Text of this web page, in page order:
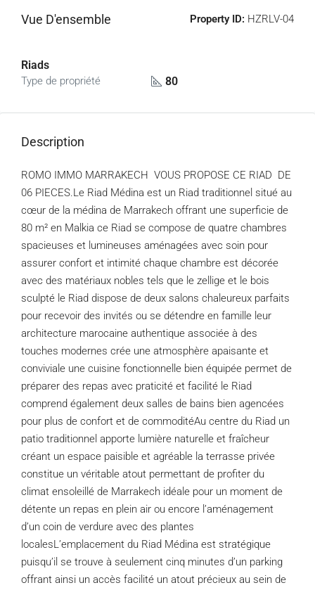
Vue D'ensemble Property ID: HZRLV-04
Riads
Type de propriété 80
Description
ROMO IMMO MARRAKECH VOUS PROPOSE CE RIAD DE
06 PIECES.Le Riad Médina est un Riad traditionnel situé au
cœur de la médina de Marrakech offrant une superficie de
80 m² en Malkia ce Riad se compose de quatre chambres
spacieuses et lumineuses aménagées avec soin pour
assurer confort et intimité chaque chambre est décorée
avec des matériaux nobles tels que le zellige et le bois
sculpté le Riad dispose de deux salons chaleureux parfaits
pour recevoir des invités ou se détendre en famille leur
architecture marocaine authentique associée à des
touches modernes crée une atmosphère apaisante et
conviviale une cuisine fonctionnelle bien équipée permet de
préparer des repas avec praticité et facilité le Riad
comprend également deux salles de bains bien agencées
pour plus de confort et de commoditéAu centre du Riad un
patio traditionnel apporte lumière naturelle et fraîcheur
créant un espace paisible et agréable la terrasse privée
constitue un véritable atout permettant de profiter du
climat ensoleillé de Marrakech idéale pour un moment de
détente un repas en plein air ou encore l’aménagement
d’un coin de verdure avec des plantes
localesL’emplacement du Riad Médina est stratégique
puisqu’il se trouve à seulement cinq minutes d’un parking
offrant ainsi un accès facilité un atout précieux au sein de